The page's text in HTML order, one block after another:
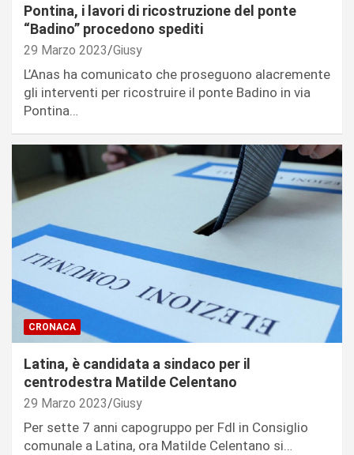
Pontina, i lavori di ricostruzione del ponte
“Badino” procedono spediti
29 Marzo 2023 Giusy
L’Anas ha comunicato che proseguono alacremente
gli interventi per ricostruire il ponte Badino in via
Pontina…
CRONACA
Latina, è candidata a sindaco per il
centrodestra Matilde Celentano
29 Marzo 2023 Giusy
Per sette 7 anni capogruppo per Fdl in Consiglio
comunale a Latina, ora Matilde Celentano si…